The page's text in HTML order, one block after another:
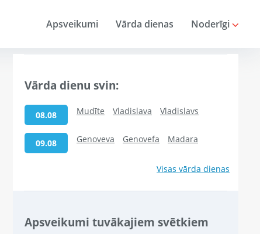
Apsveikumi Vārda dienas Noderīgi
Vārda dienu svin:
08.08 Mudīte Vladislava Vladislavs
09.08 Genoveva Genovefa Madara
Visas vārda dienas
Apsveikumi tuvākajiem svētkiem